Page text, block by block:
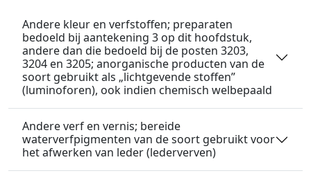
Andere kleur en verfstoffen; preparaten
bedoeld bij aantekening 3 op dit hoofdstuk,
andere dan die bedoeld bij de posten 3203,
3204 en 3205; anorganische producten van de
soort gebruikt als „lichtgevende stoffen”
(luminoforen), ook indien chemisch welbepaald
Andere verf en vernis; bereide
waterverfpigmenten van de soort gebruikt voor
het afwerken van leder (lederverven)